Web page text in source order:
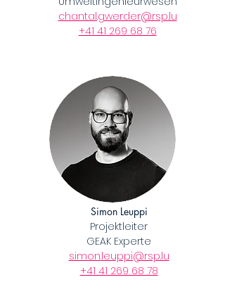
chantal.gwerder@rsp.lu
​+41 41 269 68 76
Simon Leuppi
Projektleiter
GEAK Experte
simon.leuppi@rsp.lu
​+41 41 269 68 78